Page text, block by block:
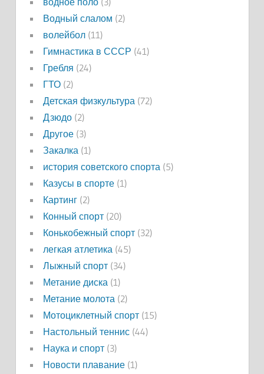
Водный слалом (2)
волейбол(11)
Гимнастика в СССР (41)
Гребля (24)
ГТО(2)
Детская физкультура(72)
Дзюдо(2)
Другое(3)
Закалка(1)
история советского спорта(5)
Казусы в спорте(1)
Картинг(2)
Конный спорт(20)
Конькобежный спорт(32)
легкая атлетика(45)
Лыжный спорт(34)
Метание диска(1)
Метание молота(2)
Мотоциклетный спорт(15)
Настольный теннис(44)
Наука и спорт(3)
Новости плавание(1)